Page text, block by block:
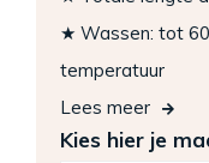
★ Wassen: tot
temperatuur
Lees meer
Kies hier je